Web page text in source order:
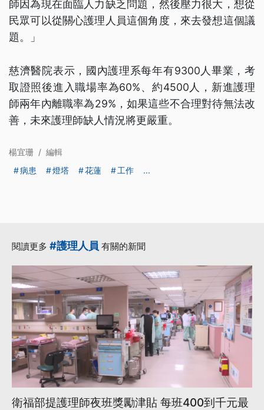
師因為現在面臨人力缺乏問題，然後壓力很大，想從
民眾可以從關心護理人員這個角度，來去發想這個議
題。」
慈濟醫院表示，國內護理系每年有9300人畢業，考
取證照後進入職場率為60%、約4500人，新進護理
師兩年內離職率為29%，如果這些不合理對待無法改
善，未來護理師缺人情況將更嚴重。
楊宜珊 / 編輯
病患
燈塔 花蓮 工作 ...
閱讀更多 #護理人員 有關的新聞
衛福部提護理師夜班獎勵津貼 每班400到千元最